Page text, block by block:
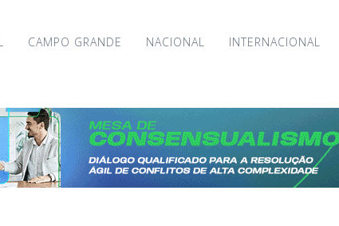
CAMPO GRANDE NACIONAL INTERNACIONAL